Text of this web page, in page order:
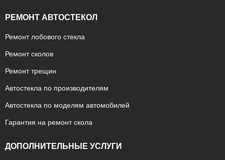
РЕМОНТ АВТОСТЕКОЛ
Ремонт лобового стекла
Ремонт сколов
Ремонт трещин
Автостекла по производителям
Автостекла по моделям автомобилей
Гарантия на ремонт скола
ДОПОЛНИТЕЛЬНЫЕ УСЛУГИ